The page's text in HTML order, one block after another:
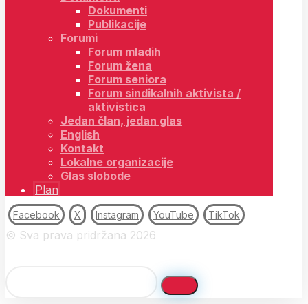
Dokumenti
Publikacije
Forumi
Forum mladih
Forum žena
Forum seniora
Forum sindikalnih aktivista /
aktivistica
Jedan član, jedan glas
English
Kontakt
Lokalne organizacije
Glas slobode
Plan
Facebook X Instagram YouTube TikTok
© Sva prava pridržana 2026